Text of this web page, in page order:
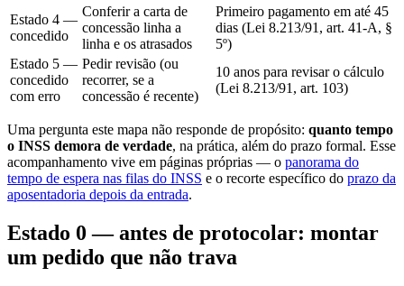
Estado 4 —
concedido
Conferir a carta de
concessão linha a
linha e os atrasados
Primeiro pagamento em até 45
dias (Lei 8.213/91, art. 41-A, §
5º)
Estado 5 —
concedido
com erro
Pedir revisão (ou
recorrer, se a
concessão é recente)
10 anos para revisar o cálculo
(Lei 8.213/91, art. 103)
Uma pergunta este mapa não responde de propósito: quanto tempo
o INSS demora de verdade, na prática, além do prazo formal. Esse
acompanhamento vive em páginas próprias — o panorama do
tempo de espera nas filas do INSS e o recorte específico do prazo da
aposentadoria depois da entrada.
Estado 0 — antes de protocolar: montar
um pedido que não trava